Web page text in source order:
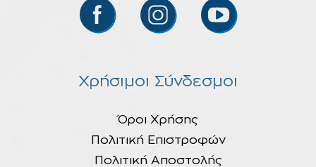
Χρήσιμοι Σύνδεσμοι
Όροι Χρήσης
Πολιτική Επιστροφών
Πολιτική Αποστολής